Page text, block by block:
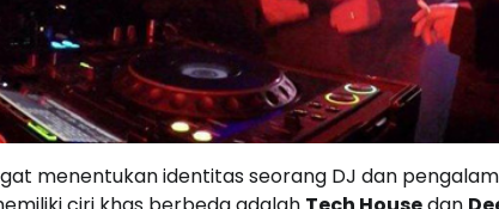
menentukan identitas seorang DJ dan